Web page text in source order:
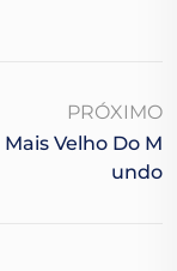
PRÓXIMO
Velho Do M
Undo